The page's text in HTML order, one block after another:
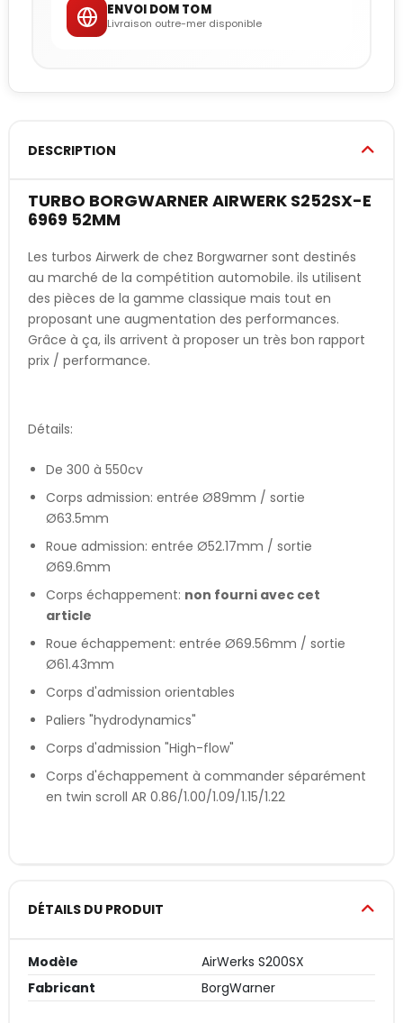
ENVOI DOM TOM
Livraison outre-mer disponible
DESCRIPTION
TURBO BORGWARNER AIRWERK S252SX-E
6969 52MM
Les turbos Airwerk de chez Borgwarner sont destinés
au marché de la compétition automobile. ils utilisent
des pièces de la gamme classique mais tout en
proposant une augmentation des performances.
Grâce à ça, ils arrivent à proposer un très bon rapport
prix / performance.
Détails:
De 300 à 550cv
Corps admission: entrée Ø89mm / sortie
Ø63.5mm
Roue admission: entrée Ø52.17mm / sortie
Ø69.6mm
Corps échappement: non fourni avec cet
article
Roue échappement: entrée Ø69.56mm / sortie
Ø61.43mm
Corps d'admission orientables
Paliers "hydrodynamics"
Corps d'admission "High-flow"
Corps d'échappement à commander séparément
en twin scroll AR 0.86/1.00/1.09/1.15/1.22
DÉTAILS DU PRODUIT
Modèle
AirWerks S200SX
Fabricant
BorgWarner